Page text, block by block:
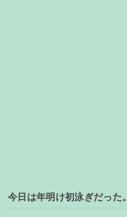
今日は年明け初泳ぎだった。